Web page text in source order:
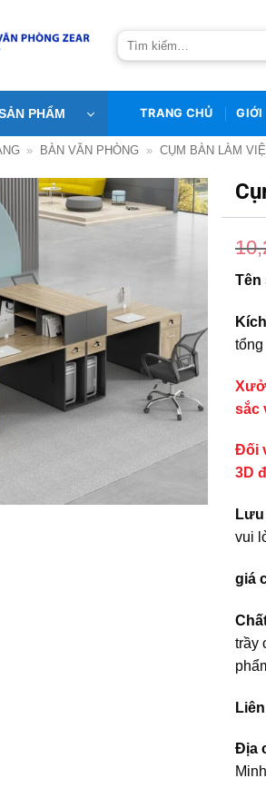
Tìm
kiếm:
PHẨM TRANG CHỦ GIỚI
» BÀN VĂN PHÒNG » CỤM BÀN LÀM
Tên
tổng
sắc
Đối
3D
Lưu
vui
giá
trầy
Địa
Minh